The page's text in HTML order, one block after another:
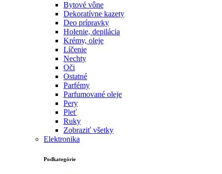
Bytové vône
Dekoratívne kazety
Deo prípravky
Holenie, depilácia
Krémy, oleje
Líčenie
Nechty
Oči
Ostatné
Parfémy
Parfumované oleje
Pery
Pleť
Ruky
Zobraziť všetky
Elektronika
Podkategórie